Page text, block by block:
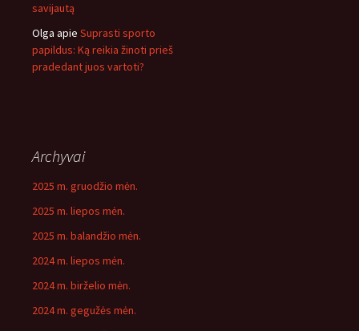
savijautą
Olga apie Suprasti sporto
papildus: Ką reikia žinoti prieš
pradedant juos vartoti?
Archyvai
2025 m. gruodžio mėn.
2025 m. liepos mėn.
2025 m. balandžio mėn.
2024 m. liepos mėn.
2024 m. birželio mėn.
2024 m. gegužės mėn.